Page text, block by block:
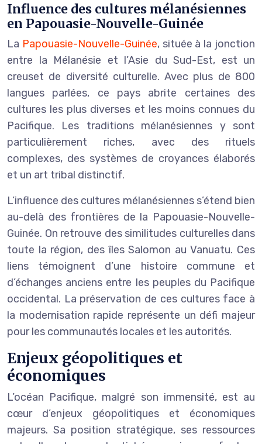
Influence des cultures mélanésiennes
en Papouasie-Nouvelle-Guinée
La Papouasie-Nouvelle-Guinée, située à la jonction
entre la Mélanésie et l’Asie du Sud-Est, est un
creuset de diversité culturelle. Avec plus de 800
langues parlées, ce pays abrite certaines des
cultures les plus diverses et les moins connues du
Pacifique. Les traditions mélanésiennes y sont
particulièrement riches, avec des rituels
complexes, des systèmes de croyances élaborés
et un art tribal distinctif.
L’influence des cultures mélanésiennes s’étend bien
au-delà des frontières de la Papouasie-Nouvelle-
Guinée. On retrouve des similitudes culturelles dans
toute la région, des îles Salomon au Vanuatu. Ces
liens témoignent d’une histoire commune et
d’échanges anciens entre les peuples du Pacifique
occidental. La préservation de ces cultures face à
la modernisation rapide représente un défi majeur
pour les communautés locales et les autorités.
Enjeux géopolitiques et
économiques
L’océan Pacifique, malgré son immensité, est au
cœur d’enjeux géopolitiques et économiques
majeurs. Sa position stratégique, ses ressources